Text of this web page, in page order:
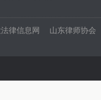
律信息网 山东律师协会